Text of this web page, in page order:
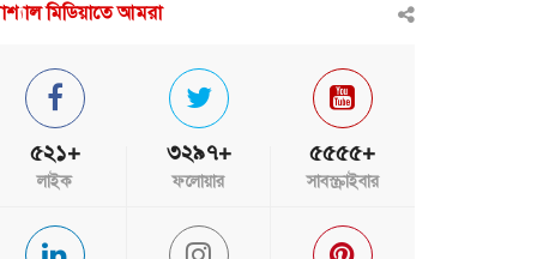
মিডিয়াতে আমরা
৫২১+
লাইক
৩২৯৭+
ফলোয়ার
৫৫৫৫+
সাবস্ক্রাইবার